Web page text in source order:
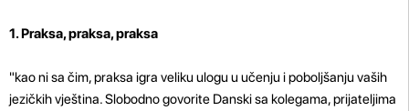
1. Praksa, praksa, praksa
"kao ni sa čim, praksa igra veliku ulogu u učenju i poboljšanju vaših
jezičkih vještina. Slobodno govorite Danski sa kolegama, prijateljima